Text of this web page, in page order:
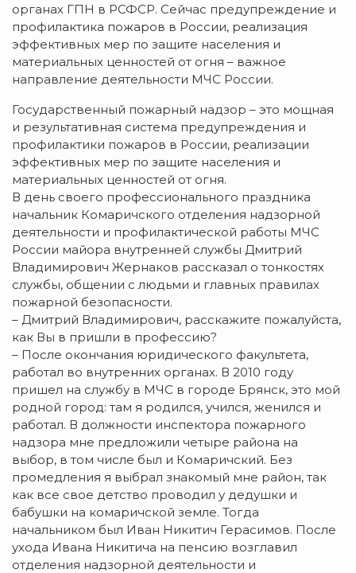
органах ГПН в РСФСР. Сейчас предупреждение и
профилактика пожаров в России, реализация
эффективных мер по защите населения и
материальных ценностей от огня – важное
направление деятельности МЧС России.
Государственный пожарный надзор – это мощная
и результативная система предупреждения и
профилактики пожаров в России, реализации
эффективных мер по защите населения и
материальных ценностей от огня.
В день своего профессионального праздника
начальник Комаричского отделения надзорной
деятельности и профилактической работы МЧС
России майора внутренней службы Дмитрий
Владимирович Жернаков рассказал о тонкостях
службы, общении с людьми и главных правилах
пожарной безопасности.
– Дмитрий Владимирович, расскажите пожалуйста,
как Вы в пришли в профессию?
– После окончания юридического факультета,
работал во внутренних органах. В 2010 году
пришел на службу в МЧС в городе Брянск, это мой
родной город: там я родился, учился, женился и
работал. В должности инспектора пожарного
надзора мне предложили четыре района на
выбор, в том числе был и Комаричский. Без
промедления я выбрал знакомый мне район, так
как все свое детство проводил у дедушки и
бабушки на комаричской земле. Тогда
начальником был Иван Никитич Герасимов. После
ухода Ивана Никитича на пенсию возглавил
отделения надзорной деятельности и